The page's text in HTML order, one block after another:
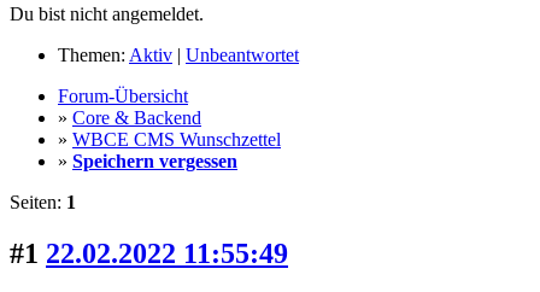
Du bist nicht angemeldet.
Themen: Aktiv | Unbeantwortet
Forum-Übersicht
» Core & Backend
» WBCE CMS Wunschzettel
» Speichern vergessen
Seiten: 1
#1 22.02.2022 11:55:49